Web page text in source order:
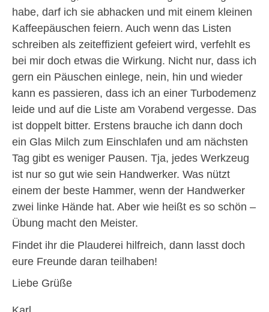
habe, darf ich sie abhacken und mit einem kleinen
Kaffeepäuschen feiern. Auch wenn das Listen
schreiben als zeiteffizient gefeiert wird, verfehlt es
bei mir doch etwas die Wirkung. Nicht nur, dass ich
gern ein Päuschen einlege, nein, hin und wieder
kann es passieren, dass ich an einer Turbodemenz
leide und auf die Liste am Vorabend vergesse. Das
ist doppelt bitter. Erstens brauche ich dann doch
ein Glas Milch zum Einschlafen und am nächsten
Tag gibt es weniger Pausen. Tja, jedes Werkzeug
ist nur so gut wie sein Handwerker. Was nützt
einem der beste Hammer, wenn der Handwerker
zwei linke Hände hat. Aber wie heißt es so schön –
Übung macht den Meister.
Findet ihr die Plauderei hilfreich, dann lasst doch
eure Freunde daran teilhaben!
Liebe Grüße